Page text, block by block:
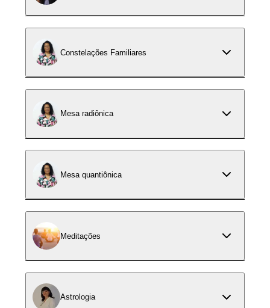
Constelações Familiares
Mesa radiônica
Mesa quantiônica
Meditações
Astrologia